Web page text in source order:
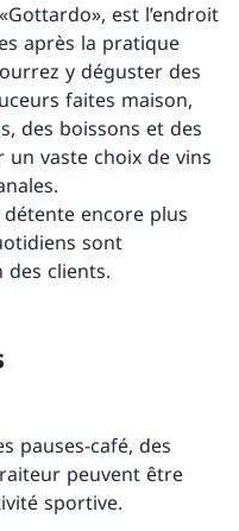
est l’endroit
après la pratique
y déguster des
faites maison,
des boissons et des
vaste choix de vins
encore plus
sont
des clients.
pauses-café, des
peuvent être
sportive.